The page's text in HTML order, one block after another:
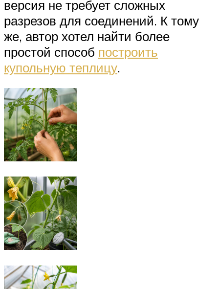
версия не требует сложных
разрезов для соединений. К тому
же, автор хотел найти более
простой способ построить
купольную теплицу.